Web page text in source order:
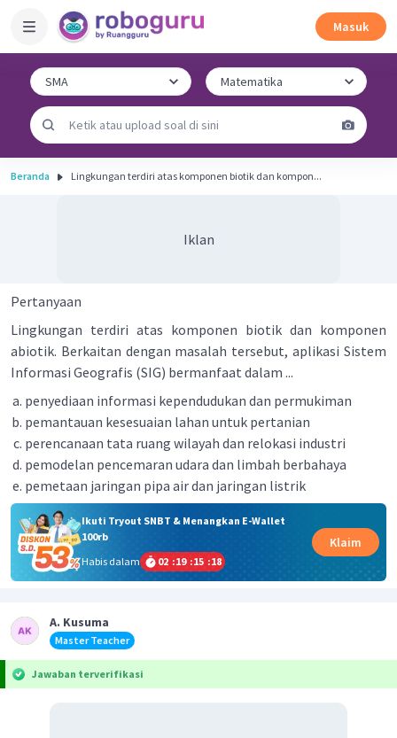
Masuk
Beranda Lingkungan terdiri atas komponen biotik dan kompon...
Iklan
Pertanyaan
Lingkungan terdiri atas komponen biotik dan komponen
abiotik. Berkaitan dengan masalah tersebut, aplikasi Sistem
Informasi Geografis (SIG) bermanfaat dalam ...
penyediaan informasi kependudukan dan permukiman
pemantauan kesesuaian lahan untuk pertanian
perencanaan tata ruang wilayah dan relokasi industri
pemodelan pencemaran udara dan limbah berbahaya
pemetaan jaringan pipa air dan jaringan listrik
Ikuti Tryout SNBT & Menangkan E-Wallet
100rb
Habis dalam
02 :19 :15 :17
Klaim
A. Kusuma
Master Teacher
Jawaban terverifikasi